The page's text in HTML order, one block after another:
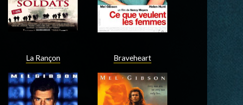
La Rançon Braveheart